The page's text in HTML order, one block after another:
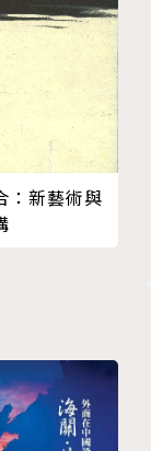
）
年正好與毛
，她在成年
想到從此再也
十年後才回到
事館擔任文化
過世，享年
：新藝術與